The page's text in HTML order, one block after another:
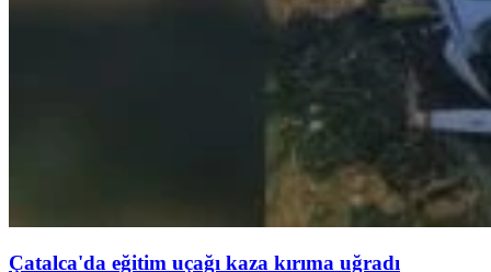
Çatalca'da eğitim uçağı kaza kırıma uğradı